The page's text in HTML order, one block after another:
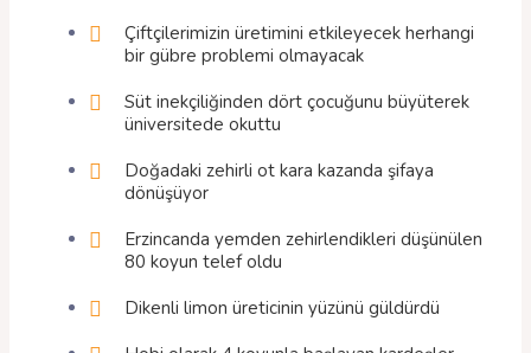
Çiftçilerimizin üretimini etkileyecek herhangi
bir gübre problemi olmayacak
Süt inekçiliğinden dört çocuğunu büyüterek
üniversitede okuttu
Doğadaki zehirli ot kara kazanda şifaya
dönüşüyor
Erzincanda yemden zehirlendikleri düşünülen
80 koyun telef oldu
Dikenli limon üreticinin yüzünü güldürdü